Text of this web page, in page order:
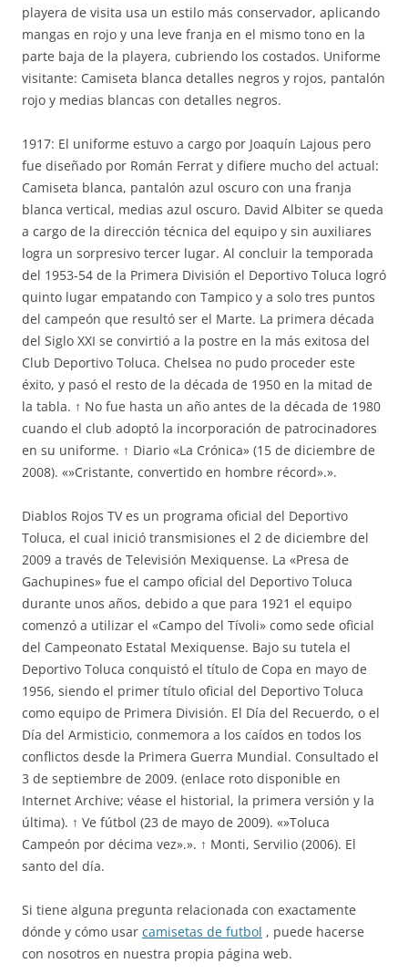
playera de visita usa un estilo más conservador, aplicando
mangas en rojo y una leve franja en el mismo tono en la
parte baja de la playera, cubriendo los costados. Uniforme
visitante: Camiseta blanca detalles negros y rojos, pantalón
rojo y medias blancas con detalles negros.
1917: El uniforme estuvo a cargo por Joaquín Lajous pero
fue diseñado por Román Ferrat y difiere mucho del actual:
Camiseta blanca, pantalón azul oscuro con una franja
blanca vertical, medias azul oscuro. David Albiter se queda
a cargo de la dirección técnica del equipo y sin auxiliares
logra un sorpresivo tercer lugar. Al concluir la temporada
del 1953-54 de la Primera División el Deportivo Toluca logró
quinto lugar empatando con Tampico y a solo tres puntos
del campeón que resultó ser el Marte. La primera década
del Siglo XXI se convirtió a la postre en la más exitosa del
Club Deportivo Toluca. Chelsea no pudo proceder este
éxito, y pasó el resto de la década de 1950 en la mitad de
la tabla. ↑ No fue hasta un año antes de la década de 1980
cuando el club adoptó la incorporación de patrocinadores
en su uniforme. ↑ Diario «La Crónica» (15 de diciembre de
2008). «»Cristante, convertido en hombre récord».».
Diablos Rojos TV es un programa oficial del Deportivo
Toluca, el cual inició transmisiones el 2 de diciembre del
2009 a través de Televisión Mexiquense. La «Presa de
Gachupines» fue el campo oficial del Deportivo Toluca
durante unos años, debido a que para 1921 el equipo
comenzó a utilizar el «Campo del Tívoli» como sede oficial
del Campeonato Estatal Mexiquense. Bajo su tutela el
Deportivo Toluca conquistó el título de Copa en mayo de
1956, siendo el primer título oficial del Deportivo Toluca
como equipo de Primera División. El Día del Recuerdo, o el
Día del Armisticio, conmemora a los caídos en todos los
conflictos desde la Primera Guerra Mundial. Consultado el
3 de septiembre de 2009. (enlace roto disponible en
Internet Archive; véase el historial, la primera versión y la
última). ↑ Ve fútbol (23 de mayo de 2009). «»Toluca
Campeón por décima vez».». ↑ Monti, Servilio (2006). El
santo del día.
Si tiene alguna pregunta relacionada con exactamente
dónde y cómo usar camisetas de futbol , puede hacerse
con nosotros en nuestra propia página web.